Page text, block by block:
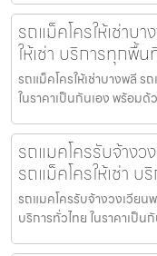
รถแม็คโครให้เช่าบ
ให้เช่า บริการทุกพื้
รถแม็คโครให้เช่าบางพลี ร
ในราคาเป็นกันเอง พร้อม
รถแมคโครรับจ้างว
รถแม็คโครให้เช่า
รถแมคโครรับจ้างวงเวียน
บริการทั่วไทย ในราคาเป็